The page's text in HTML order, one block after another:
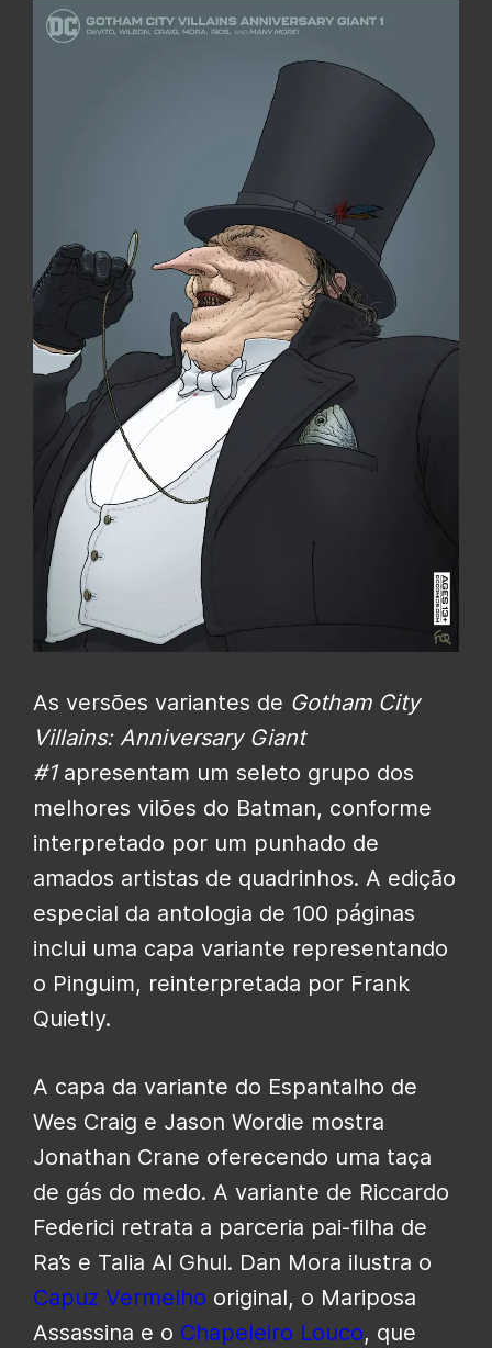
As versões variantes de Gotham City
Villains: Anniversary Giant
#1apresentam um seleto grupo dos
melhores vilões do Batman, conforme
interpretado por um punhado de
amados artistas de quadrinhos. A edição
especial da antologia de 100 páginas
inclui uma capa variante representando
o Pinguim, reinterpretada por Frank
Quietly.
A capa da variante do Espantalho de
Wes Craig e Jason Wordie mostra
Jonathan Crane oferecendo uma taça
de gás do medo. A variante de Riccardo
Federici retrata a parceria pai-filha de
Ra’s e Talia Al Ghul. Dan Mora ilustra o
Capuz Vermelho original, o Mariposa
Assassina e o Chapeleiro Louco, que